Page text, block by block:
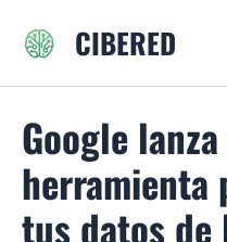
CIBERED
Google
herramienta
tus datos